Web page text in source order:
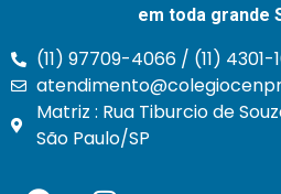
em toda grande
(11) 97709-4066 / (11) 4301-
Matriz : Rua Tiburcio de
São Paulo/SP